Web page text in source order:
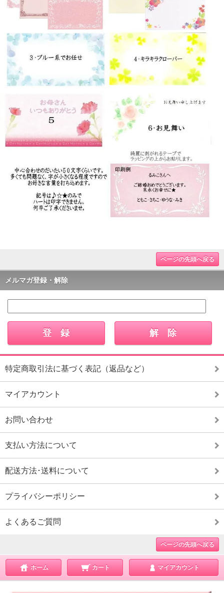
ページの先頭へ戻る
メルマガ登録・解除
特定商取引法に基づく表記（返品など）
マイアカウント
お問い合わせ
支払い方法について
配送方法･送料について
プライバシーポリシー
よくあるご質問
ページの先頭へ戻る
ホーム カート マイアカウント